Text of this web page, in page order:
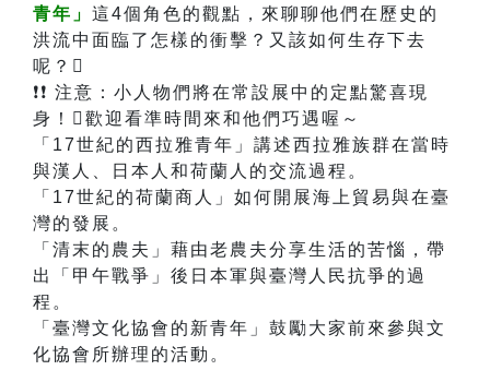
青年」 這4個角色的觀點，來聊聊他們在歷史的
洪流中面臨了怎樣的衝擊？又該如何生存下去
呢？
❗❗ 注意：小人物們將在常設展中的定點驚喜現
身！歡迎看準時間來和他們巧遇喔～
「17世紀的西拉雅青年」講述西拉雅族群在當時
與漢人、日本人和荷蘭人的交流過程。
「17世紀的荷蘭商人」如何開展海上貿易與在臺
灣的發展。
「清末的農夫」藉由老農夫分享生活的苦惱，帶
出「甲午戰爭」後日本軍與臺灣人民抗爭的過
程。
「臺灣文化協會的新青年」鼓勵大家前來參與文
化協會所辦理的活動。